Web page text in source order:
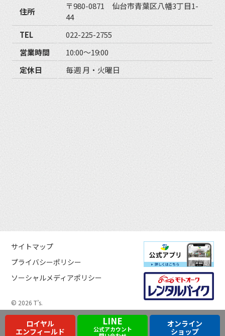
住所
〒980-0871 仙台市青葉区八幡3丁目1-
44
TEL
022-225-2755
営業時間
10:00〜19:00
定休日
毎週 月・火曜日
サイトマップ
プライバシーポリシー
ソーシャルメディアポリシー
© 2026 T’s.
ロイヤル
エンフィールド
LINE
公式アカウント
オンライン
ショップ